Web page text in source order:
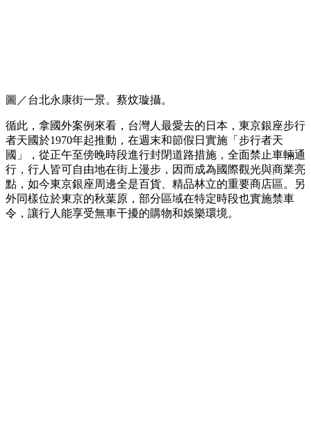
圖／台北永康街一景。蔡炆璇攝。
循此，拿國外案例來看，台灣人最愛去的日本，東京銀座步行
者天國於1970年起推動，在週末和節假日實施「步行者天
國」，從正午至傍晚時段進行封閉道路措施，全面禁止車輛通
行，行人皆可自由地在街上漫步，因而成為國際觀光與商業亮
點，如今東京銀座周邊全是百貨、精品林立的重要商店區。另
外同樣位於東京的秋葉原，部分區域在特定時段也實施禁車
令，讓行人能享受無車干擾的購物和娛樂環境。